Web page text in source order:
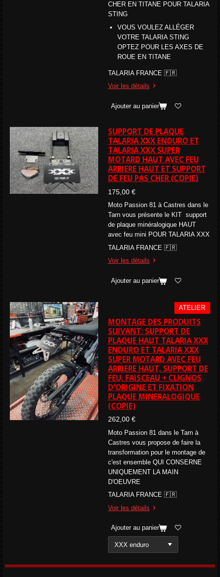
CHER EN TITANE POUR TALARIA
STING
VOUS VOULEZ ALLÉGER
VOTRE TALARIA STING
OPTEZ POUR LES AXES DE
ROUE EN TITANE
TALARIA FRANCE 🇫🇷
Voir les détails
Ajouter au panier
SUPPORT DE PLAQUE
TALARIA XXX ENDURO ET
TALARIA XXX SUPER
MOTARD HAUT AVEC FEU
ARRIERE HAUT ET SUPPORT
DE FEU PAS CHER (COPIE)
175,00 €
Moto Passion 81 à Castres dans le
Tarn vous présente le KIT support
de plaque minéralogique HAUT
avec feu mini POUR TALARIA XXX
TALARIA FRANCE 🇫🇷
Voir les détails
Ajouter au panier
ATELIER
MONTAGE DES PRODUITS
SUIVANT: SUPPORT DE
PLAQUE HAUT TALARIA XXX
ENDURO ET TALARIA XXX
SUPER MOTARD AVEC FEU
ARRIERE HAUT, SUPPORT DE
FEU, FAISCEAU + CLIGNOS
D'ORIGINE ET FIXATION
PLAQUE MINERALOGIQUE
(COPIE)
262,00 €
Moto Passion 81 dans le Tarn à
Castres vous propose de faire la
transformation pour le montage de
c'est ensemble QUI CONSERNE
UNIQUEMENT LA MAIN
D'OEUVRE
TALARIA FRANCE 🇫🇷
Voir les détails
Ajouter au panier